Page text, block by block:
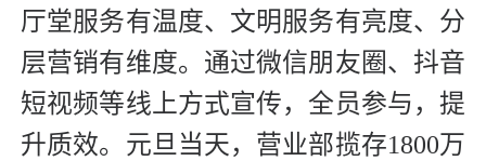
厅堂服务有温度、文明服务有亮度、分
层营销有维度。通过微信朋友圈、抖音
短视频等线上方式宣传，全员参与，提
升质效。元旦当天，营业部揽存1800万